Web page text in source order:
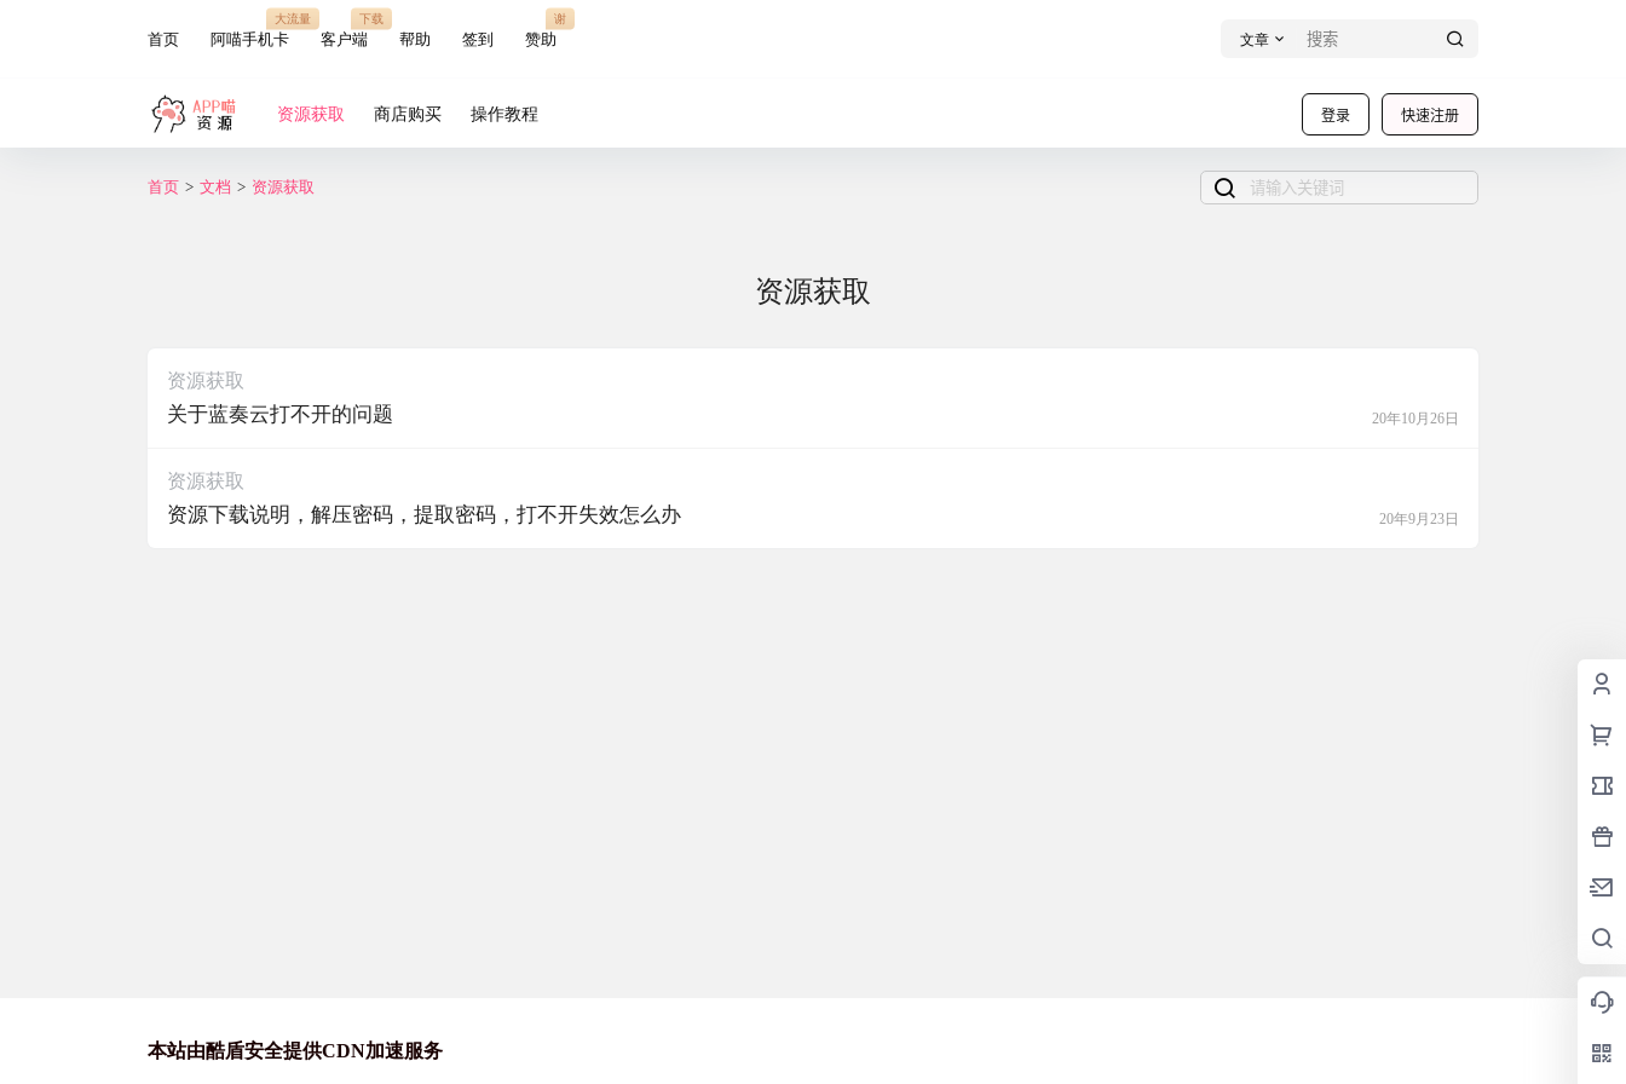
首页 阿喵手机卡
大流量
客户端
下载
帮助 签到 赞助
谢
文章
登录 快速注册
资源获取 商店购买 操作教程
首页 > 文档 > 资源获取
资源获取
资源获取
关于蓝奏云打不开的问题 20年10月26日
资源获取
资源下载说明，解压密码，提取密码，打不开失效怎么办 20年9月23日
本站由酷盾安全提供CDN加速服务